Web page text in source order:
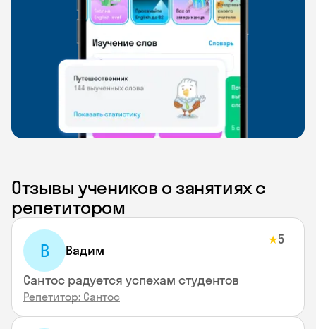
Отзывы учеников о занятиях с
репетитором
В Вадим
★5
Сантос радуется успехам студентов
Репетитор: Сантос